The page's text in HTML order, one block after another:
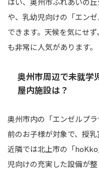
や、乳幼児向けの「エン
できます。天候を気にせ
も非常に人気があります。
奥州市周辺で未就学
屋内施設は？
奥州市内の「エンゼルプ
前のお子様が対象で、授乳
近隣では北上市の「
児向けの充実した設備が整